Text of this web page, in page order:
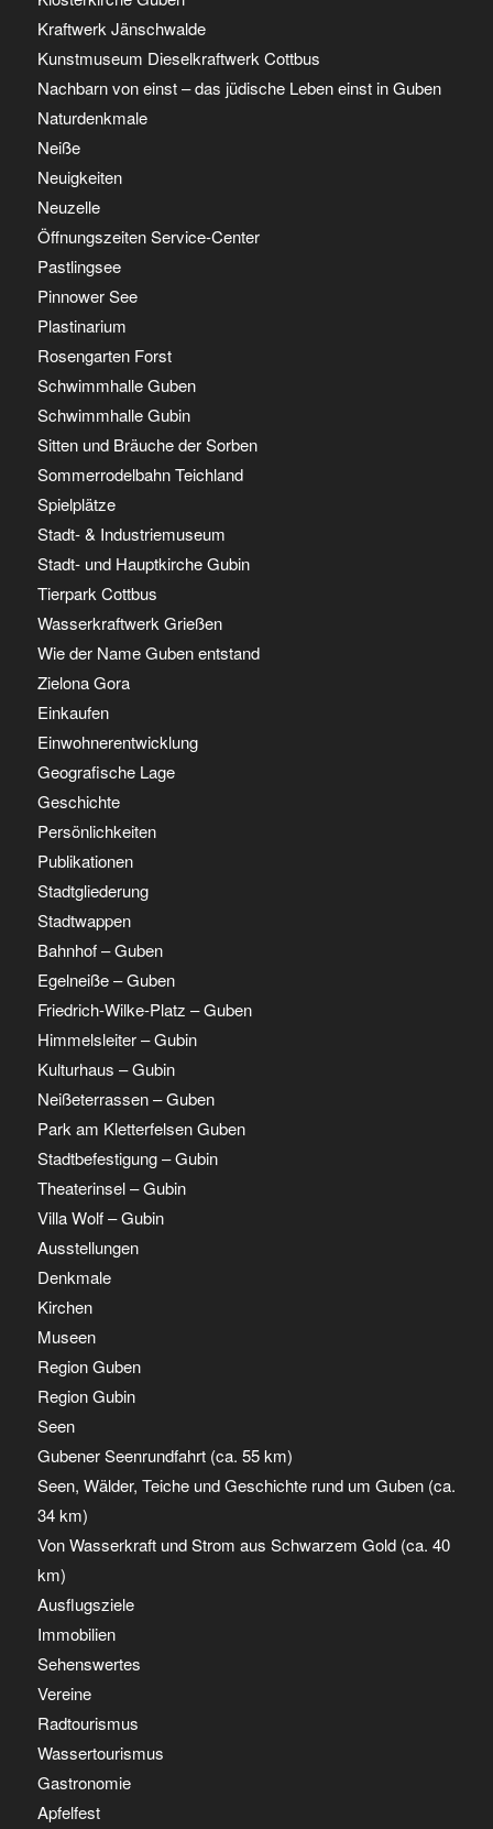
Kraftwerk Jänschwalde
Kunstmuseum Dieselkraftwerk Cottbus
Nachbarn von einst – das jüdische Leben einst in Guben
Naturdenkmale
Neiße
Neuigkeiten
Neuzelle
Öffnungszeiten Service-Center
Pastlingsee
Pinnower See
Plastinarium
Rosengarten Forst
Schwimmhalle Guben
Schwimmhalle Gubin
Sitten und Bräuche der Sorben
Sommerrodelbahn Teichland
Spielplätze
Stadt- & Industriemuseum
Stadt- und Hauptkirche Gubin
Tierpark Cottbus
Wasserkraftwerk Grießen
Wie der Name Guben entstand
Zielona Gora
Einkaufen
Einwohnerentwicklung
Geografische Lage
Geschichte
Persönlichkeiten
Publikationen
Stadtgliederung
Stadtwappen
Bahnhof – Guben
Egelneiße – Guben
Friedrich-Wilke-Platz – Guben
Himmelsleiter – Gubin
Kulturhaus – Gubin
Neißeterrassen – Guben
Park am Kletterfelsen Guben
Stadtbefestigung – Gubin
Theaterinsel – Gubin
Villa Wolf – Gubin
Ausstellungen
Denkmale
Kirchen
Museen
Region Guben
Region Gubin
Seen
Gubener Seenrundfahrt (ca. 55 km)
Seen, Wälder, Teiche und Geschichte rund um Guben (ca.
34 km)
Von Wasserkraft und Strom aus Schwarzem Gold (ca. 40
km)
Ausflugsziele
Immobilien
Sehenswertes
Vereine
Radtourismus
Wassertourismus
Gastronomie
Apfelfest